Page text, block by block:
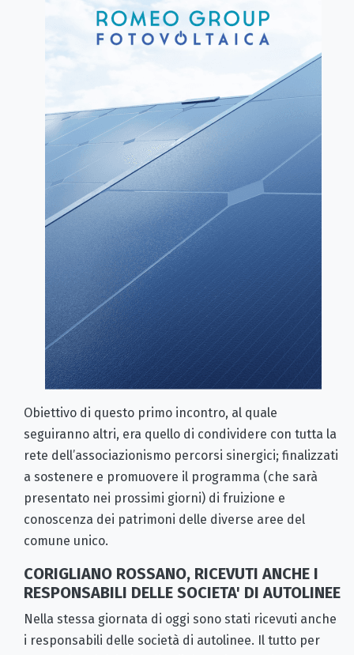
Obiettivo di questo primo incontro, al quale
seguiranno altri, era quello di condividere con tutta la
rete dell’associazionismo percorsi sinergici; finalizzati
a sostenere e promuovere il programma (che sarà
presentato nei prossimi giorni) di fruizione e
conoscenza dei patrimoni delle diverse aree del
comune unico.
CORIGLIANO ROSSANO, RICEVUTI ANCHE I
RESPONSABILI DELLE SOCIETA' DI AUTOLINEE
Nella stessa giornata di oggi sono stati ricevuti anche
i responsabili delle società di autolinee. Il tutto per